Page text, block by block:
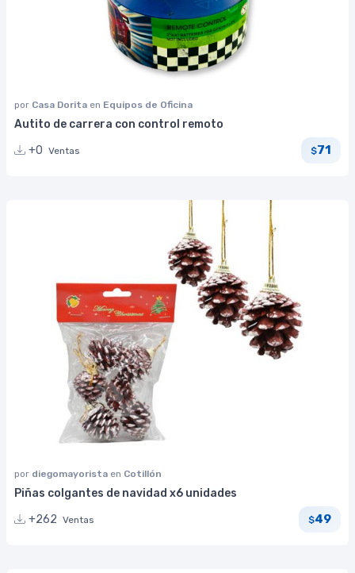
por Casa Dorita en Equipos de Oficina
Autito de carrera con control remoto
+0 Ventas $71
por diegomayorista en Cotillón
Piñas colgantes de navidad x6 unidades
+262 Ventas $49